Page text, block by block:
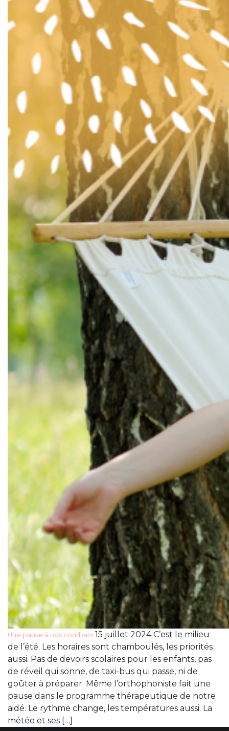
Une pause à nos combats 15 juillet 2024 C’est le milieu
de l’été. Les horaires sont chamboulés, les priorités
aussi. Pas de devoirs scolaires pour les enfants, pas
de réveil qui sonne, de taxi-bus qui passe, ni de
goûter à préparer. Même l’orthophoniste fait une
pause dans le programme thérapeutique de notre
aidé. Le rythme change, les températures aussi. La
météo et ses […]